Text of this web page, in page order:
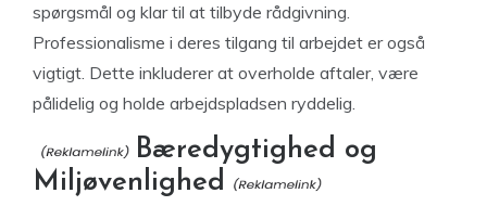
spørgsmål og klar til at tilbyde rådgivning.
Professionalisme i deres tilgang til arbejdet er også
vigtigt. Dette inkluderer at overholde aftaler, være
pålidelig og holde arbejdspladsen ryddelig.
Bæredygtighed og
Miljøvenlighed